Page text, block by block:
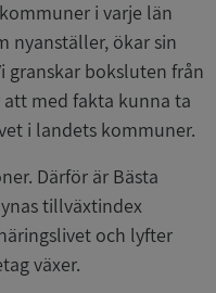
i varje län
nyanställer, ökar sin
granskar boksluten från
med fakta kunna ta
i landets kommuner.
Därför är Bästa
tillväxtindex
och lyfter
växer.